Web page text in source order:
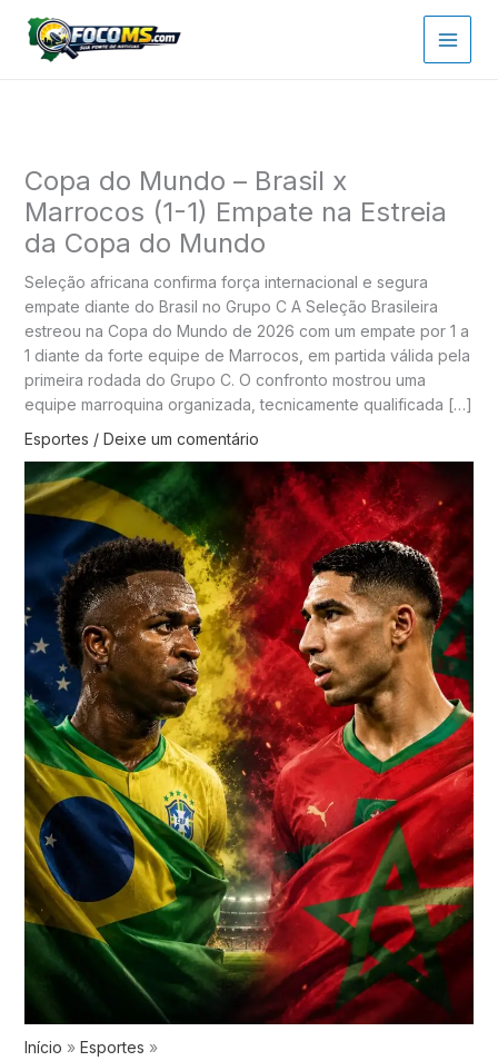
para
Copa do Mundo – Brasil x
Marrocos (1-1) Empate na Estreia
da Copa do Mundo
Seleção africana confirma força internacional e segura
empate diante do Brasil no Grupo C A Seleção Brasileira
estreou na Copa do Mundo de 2026 com um empate por 1 a
1 diante da forte equipe de Marrocos, em partida válida pela
primeira rodada do Grupo C. O confronto mostrou uma
equipe marroquina organizada, tecnicamente qualificada […]
Esportes / Deixe um comentário
Início
Esportes